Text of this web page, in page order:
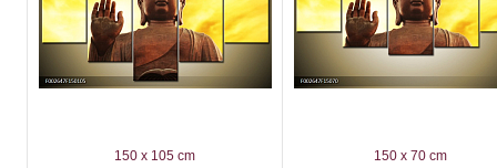
150 x 105 cm 150 x 70 cm